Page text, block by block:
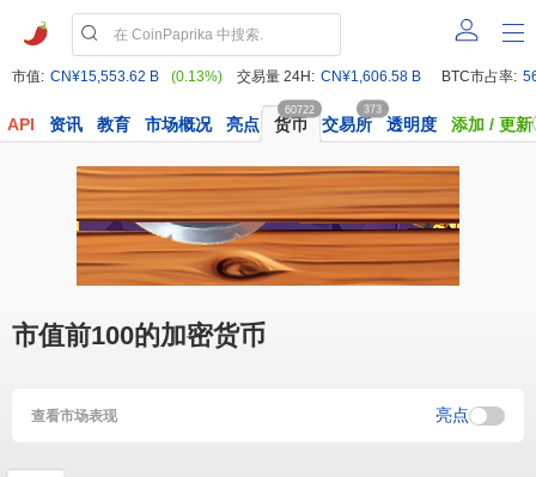
市值: CN¥15,553.62 B (0.13%) 交易量 24H: CN¥1,606.58 B BTC市占率:
API 资讯 教育 市场概况 亮点 货币
60722
交易所
373
透明度 添加 / 更新
市值前100的加密货币
查看市场表现 亮点